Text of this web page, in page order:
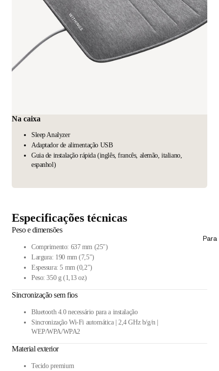
Na caixa
Sleep Analyzer
Adaptador de alimentação USB
Guia de instalação rápida (inglês, francês, alemão, italiano,
espanhol)
Especificações técnicas
Peso e dimensões
Comprimento: 637 mm (25")
Largura: 190 mm (7,5")
Espessura: 5 mm (0,2")
Peso: 350 g (1,13 oz)
Sincronização sem fios
Bluetooth 4.0 necessário para a instalação
Sincronização Wi-Fi automática | 2,4 GHz b/g/n |
WEP/WPA/WPA2
Material exterior
Tecido premium